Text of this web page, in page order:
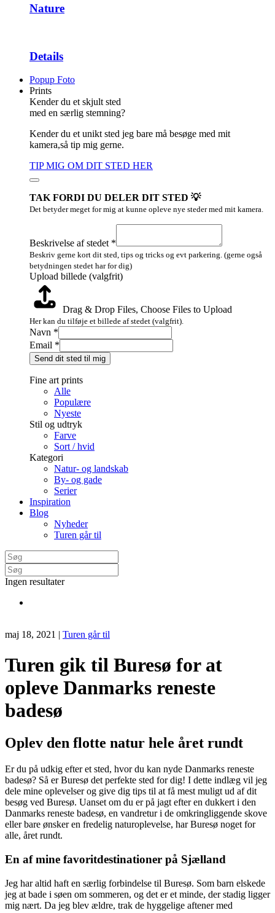
Nature
Details
Popup Foto
Prints
Kender du et skjult sted
med en særlig stemning?
Kender du et unikt sted jeg bare må besøge med mit
kamera,så tip mig gerne.
TIP MIG OM DIT STED HER
TAK FORDI DU DELER DIT STED 💡
Det betyder meget for mig at kunne opleve nye steder med mit kamera.
billede
Layout
Beskrivelse af stedet *
Beskriv gerne kort dit sted, tips og tricks og evt parkering. (gerne også
betydningen stedet har for dig)
Upload billede (valgfrit)
Drag & Drop Files, Choose Files to Upload
Her kan du tilføje et billede af stedet (valgfrit).
Navn *
Email *
Send dit sted til mig
Fine art prints
Alle
Populære
Nyeste
Stil og udtryk
Farve
Sort / hvid
Kategori
Natur- og landskab
By- og gade
Serier
Inspiration
Blog
Nyheder
Turen går til
Ingen resultater
maj 18, 2021 | Turen går til
Turen gik til Buresø for at
opleve Danmarks reneste
badesø
Oplev den flotte natur hele året rundt
Er du på udkig efter et sted, hvor du kan nyde Danmarks reneste
badesø? Så er Buresø det perfekte sted for dig! I dette indlæg vil jeg
dele mine oplevelser og give dig tips til at få mest muligt ud af dit
besøg ved Buresø. Uanset om du er på jagt efter en dukkert i den
Danmarks reneste badesø, en vandretur i de omkringliggende skove
eller bare ønsker en fredelig naturoplevelse, har Buresø noget for
alle, året rundt.
En af mine favoritdestinationer på Sjælland
Jeg har altid haft en særlig forbindelse til Buresø. Som barn elskede
jeg at bade i søen om sommeren, og det er et minde, der stadig ligger
mig nært. Da jeg blev ældre, trak de hyggelige aftener med